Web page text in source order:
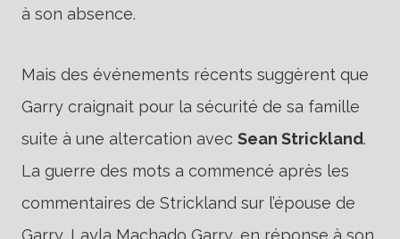
à son absence.
Mais des événements récents suggèrent que
Garry craignait pour la sécurité de sa famille
suite à une altercation avec Sean Strickland.
La guerre des mots a commencé après les
commentaires de Strickland sur l’épouse de
Garry, Layla Machado Garry, en réponse à son